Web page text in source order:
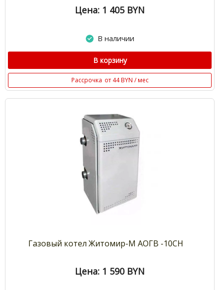
Цена: 1 405 BYN
В наличии
В корзину
Рассрочка от 44 BYN / мес
Газовый котел Житомир-М АОГВ -10СН
Цена: 1 590 BYN